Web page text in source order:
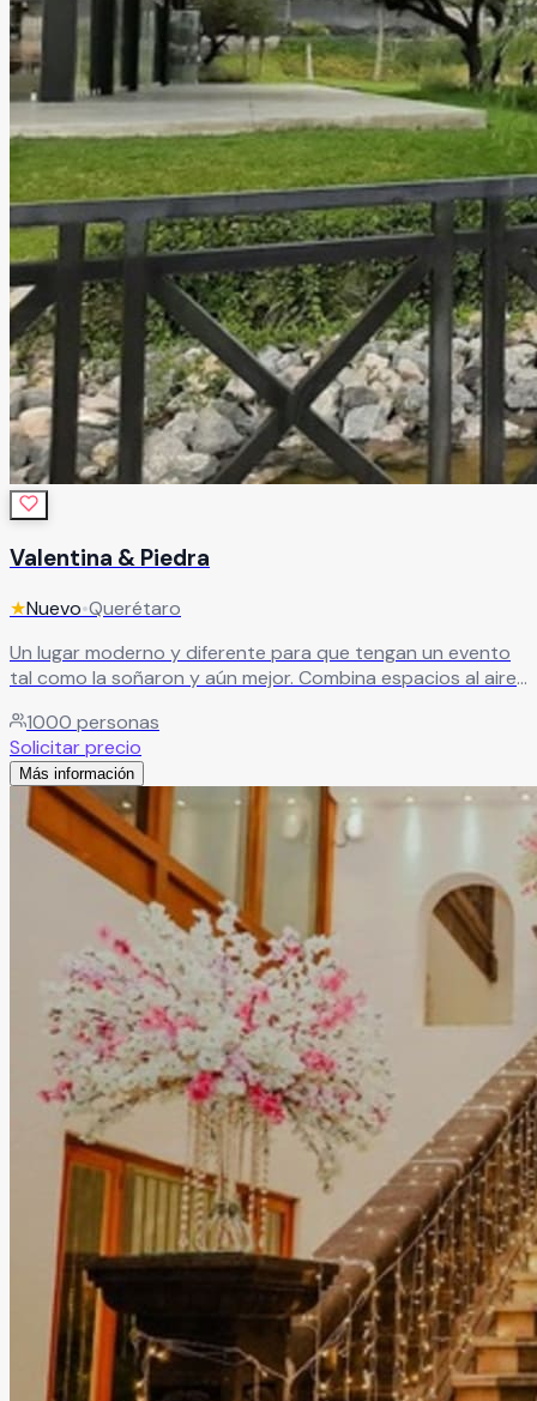
Valentina & Piedra
★Nuevo•Querétaro
Un lugar moderno y diferente para que tengan un evento
tal como la soñaron y aún mejor. Combina espacios al aire
principal con una vista espectacular de 360 grados.
Leer más
1000 personas
Solicitar precio
Más información